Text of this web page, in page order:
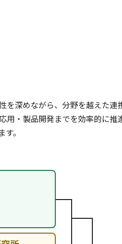
を深めながら、分野を越えた
用・製品開発までを効率的に
。